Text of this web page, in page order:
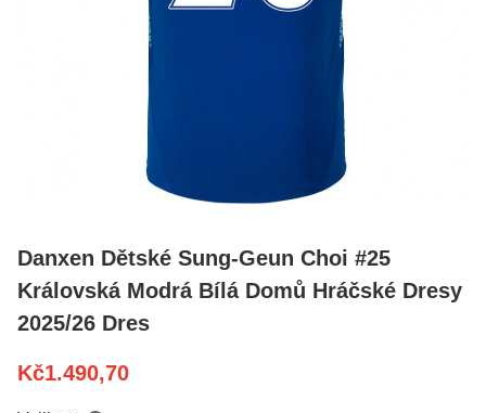
Danxen Dětské Sung-Geun Choi #25
Královská Modrá Bílá Domů Hráčské Dresy
2025/26 Dres
Kč1.490,70